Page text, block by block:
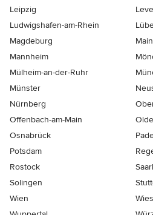
Leipzig
Ludwigshafen-am-Rhein
Magdeburg
Mannheim
Mülheim-an-der-Ruhr
Münster
Nürnberg
Offenbach-am-Main
Osnabrück
Potsdam
Rostock
Solingen
Wien